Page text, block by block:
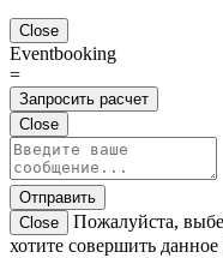
Close
Eventbooking
=
Запросить расчет
Close
Отправить
Close
Пожалуйста,
хотите совершить данное